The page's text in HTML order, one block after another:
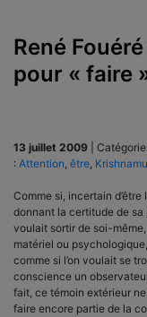
René
pour « faire
13 juillet 2009
: Attention, être,
Comme si, incertain
donnant la certitude de sa
voulait sortir de soi-
matériel ou
comme si l’on voulait se
conscience un
fait, ce témoin extérieur
faire encore partie de la